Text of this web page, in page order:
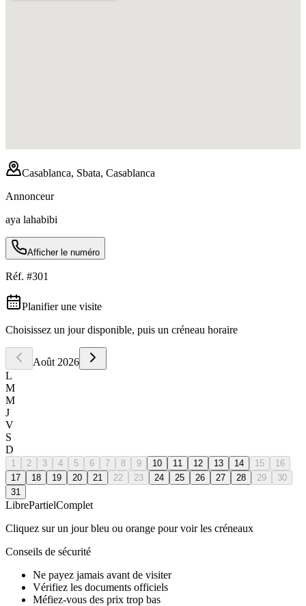
Casablanca, Sbata, Casablanca
Annonceur
aya lahabibi
Afficher le numéro
Réf. #301
Planifier une visite
Choisissez un jour disponible, puis un créneau horaire
Août 2026
L
M
M
J
V
S
D
1 2 3 4 5 6 7 8 9 10 11 12 13 14 15
16
17
18 19 20 21 22 23 24 25 26 27 28 29
30
31
LibrePartielComplet
Cliquez sur un jour bleu ou orange pour voir les créneaux
Conseils de sécurité
Ne payez jamais avant de visiter
Vérifiez les documents officiels
Méfiez-vous des prix trop bas